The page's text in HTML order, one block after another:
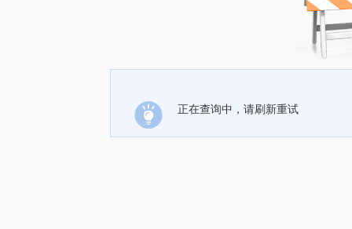
正在查询中，请刷新重试